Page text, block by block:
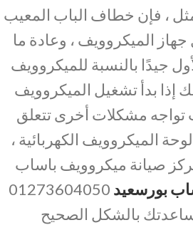
، فإن خطاف الباب المعيب
الميكروويف ، وعادة ما
جيدًا بالنسبة للميكروويف
إذا بدأ تشغيل الميكروويف
تواجه مشكلات أخرى تتعلق
الميكروويف الكهربائية ،
صيانة ميكروويف باساب
بورسعيد 01273604050
بالشكل الصحيح